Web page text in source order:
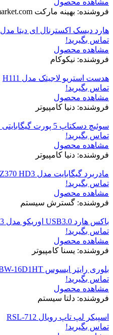
مشاهده محصول
فروشنده: بهینه مارکت behinehmarket.com
هارد دیسک اکسترنال ای دیتا مدلADATA HV300 ظرفیت5ترابایت
تماس بگیرید!
مشاهده محصول
فروشنده: نیکوکام
هدست استریو لاجیتک مدل H111
تماس بگیرید!
مشاهده محصول
فروشنده: دنیا کامپیوتر
سوئیچ دسکتاپ 5 پورت گیگابایتی دی لینک مدل DGS-1005A
تماس بگیرید!
مشاهده محصول
فروشنده: دنیا کامپیوتر
مادربرد گیگابایت مدل Z370 HD3
تماس بگیرید!
مشاهده محصول
فروشنده: گسترش سیستم
باکس هارد USB3.0 اوریکو مدل 2159U3
تماس بگیرید!
مشاهده محصول
فروشنده: یسنا کامپیوتر
بلوری رایتر ایسوس BW-16D1HT
تماس بگیرید!
مشاهده محصول
فروشنده: دلتا سیستم
اسپیکر لپ تاپ رویال RSL-712
تماس بگیرید!